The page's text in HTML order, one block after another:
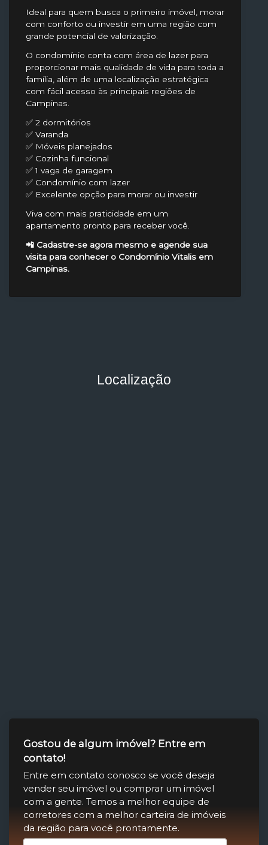
Ideal para quem busca o primeiro imóvel, morar
com conforto ou investir em uma região com
grande potencial de valorização.
O condomínio conta com área de lazer para
proporcionar mais qualidade de vida para toda a
família, além de uma localização estratégica
com fácil acesso às principais regiões de
Campinas.
✅ 2 dormitórios
✅ Varanda
✅ Móveis planejados
✅ Cozinha funcional
✅ 1 vaga de garagem
✅ Condomínio com lazer
✅ Excelente opção para morar ou investir
Viva com mais praticidade em um
apartamento pronto para receber você.
📲 Cadastre-se agora mesmo e agende sua
visita para conhecer o Condomínio Vitalis em
Campinas.
Localização
Gostou de algum imóvel? Entre em
contato!
Entre em contato conosco se você deseja
vender seu imóvel ou comprar um imóvel
com a gente. Temos a melhor equipe de
corretores com a melhor carteira de imóveis
da região para você prontamente.